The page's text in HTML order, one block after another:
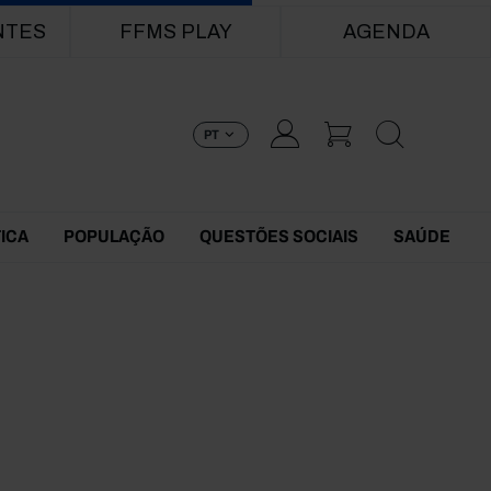
FFMS PLAY AGENDA
PT
POPULAÇÃO QUESTÕES SOCIAIS SAÚDE